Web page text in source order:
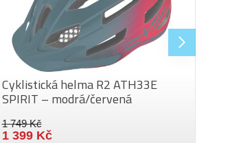
Cyklistická helma R2 ATH33E
SPIRIT – modrá/červená
1 749 Kč
1 399 Kč